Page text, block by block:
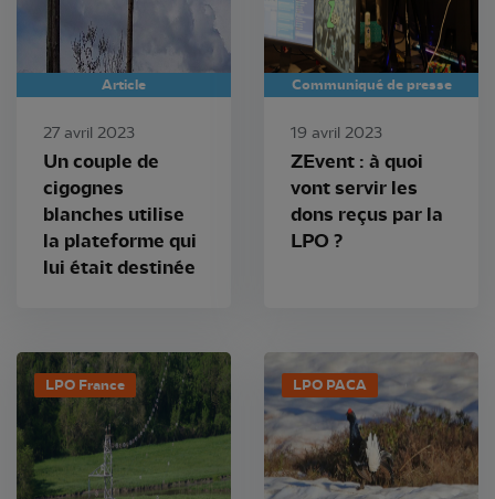
Article
27 avril 2023
Un couple de
cigognes
blanches utilise
la plateforme qui
lui était destinée
Communiqué de presse
19 avril 2023
ZEvent : à quoi
vont servir les
dons reçus par la
LPO ?
LPO France LPO PACA